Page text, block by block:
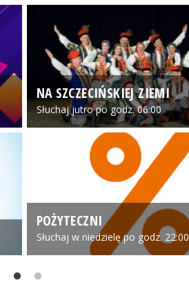
NA SZCZECIŃSKIEJ ZIEMI
Słuchaj jutro po godz. 06:00
POŻYTECZNI
Słuchaj w niedzielę po godz. 22:00